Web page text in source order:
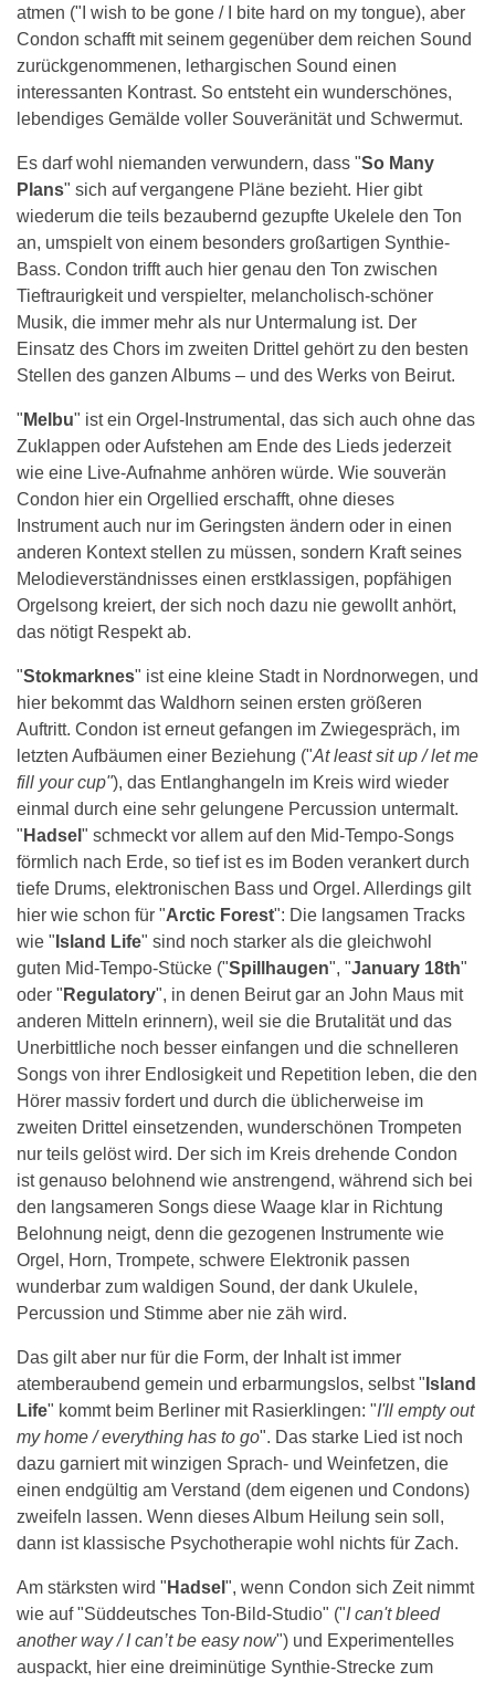
atmen ("I wish to be gone / I bite hard on my tongue), aber
Condon schafft mit seinem gegenüber dem reichen Sound
zurückgenommenen, lethargischen Sound einen
interessanten Kontrast. So entsteht ein wunderschönes,
lebendiges Gemälde voller Souveränität und Schwermut.
Es darf wohl niemanden verwundern, dass "So Many
Plans" sich auf vergangene Pläne bezieht. Hier gibt
wiederum die teils bezaubernd gezupfte Ukelele den Ton
an, umspielt von einem besonders großartigen Synthie-
Bass. Condon trifft auch hier genau den Ton zwischen
Tieftraurigkeit und verspielter, melancholisch-schöner
Musik, die immer mehr als nur Untermalung ist. Der
Einsatz des Chors im zweiten Drittel gehört zu den besten
Stellen des ganzen Albums – und des Werks von Beirut.
" Melbu" ist ein Orgel-Instrumental, das sich auch ohne das
Zuklappen oder Aufstehen am Ende des Lieds jederzeit
wie eine Live-Aufnahme anhören würde. Wie souverän
Condon hier ein Orgellied erschafft, ohne dieses
Instrument auch nur im Geringsten ändern oder in einen
anderen Kontext stellen zu müssen, sondern Kraft seines
Melodieverständnisses einen erstklassigen, popfähigen
Orgelsong kreiert, der sich noch dazu nie gewollt anhört,
das nötigt Respekt ab.
"Stokmarknes" ist eine kleine Stadt in Nordnorwegen, und
hier bekommt das Waldhorn seinen ersten größeren
Auftritt. Condon ist erneut gefangen im Zwiegespräch, im
letzten Aufbäumen einer Beziehung ("At least sit up / let me
fill your cup"), das Entlanghangeln im Kreis wird wieder
einmal durch eine sehr gelungene Percussion untermalt.
" Hadsel " schmeckt vor allem auf den Mid-Tempo-Songs
förmlich nach Erde, so tief ist es im Boden verankert durch
tiefe Drums, elektronischen Bass und Orgel. Allerdings gilt
hier wie schon für "Arctic Forest": Die langsamen Tracks
wie " Island Life" sind noch starker als die gleichwohl
guten Mid-Tempo-Stücke ("Spillhaugen", "January 18th"
oder " Regulatory", in denen Beirut gar an John Maus mit
anderen Mitteln erinnern), weil sie die Brutalität und das
Unerbittliche noch besser einfangen und die schnelleren
Songs von ihrer Endlosigkeit und Repetition leben, die den
Hörer massiv fordert und durch die üblicherweise im
zweiten Drittel einsetzenden, wunderschönen Trompeten
nur teils gelöst wird. Der sich im Kreis drehende Condon
ist genauso belohnend wie anstrengend, während sich bei
den langsameren Songs diese Waage klar in Richtung
Belohnung neigt, denn die gezogenen Instrumente wie
Orgel, Horn, Trompete, schwere Elektronik passen
wunderbar zum waldigen Sound, der dank Ukulele,
Percussion und Stimme aber nie zäh wird.
Das gilt aber nur für die Form, der Inhalt ist immer
atemberaubend gemein und erbarmungslos, selbst " Island
Life" kommt beim Berliner mit Rasierklingen: "I'll empty out
my home / everything has to go". Das starke Lied ist noch
dazu garniert mit winzigen Sprach- und Weinfetzen, die
einen endgültig am Verstand (dem eigenen und Condons)
zweifeln lassen. Wenn dieses Album Heilung sein soll,
dann ist klassische Psychotherapie wohl nichts für Zach.
Am stärksten wird " Hadsel ", wenn Condon sich Zeit nimmt
wie auf "Süddeutsches Ton-Bild-Studio" ("I can't bleed
another way / I can’t be easy now") und Experimentelles
auspackt, hier eine dreiminütige Synthie-Strecke zum